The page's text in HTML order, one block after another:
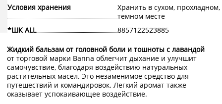
Условия хранения
Хранить в сухом, прохладном,
темном месте
*ШК ALL
8857122523885
Жидкий бальзам от головной боли и тошноты с лавандой
от торговой марки Banna облегчит дыхание и улучшит
самочувствие, благодаря воздействию натуральных
растительных масел. Это незаменимое средство для
путешествий и командировок. Легкий аромат также
оказывает успокаивающее воздействие.